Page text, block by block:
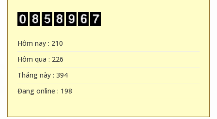
Hôm nay : 210
Hôm qua : 226
Tháng này : 394
Đang online : 198